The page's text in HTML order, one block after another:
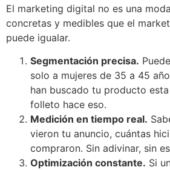
El marketing digital no es una
concretas y medibles que el
puede igualar.
Segmentación precisa.
solo a mujeres de 35 a 45
han buscado tu producto
folleto hace eso.
Medición en tiempo real.
vieron tu anuncio, cuántas
compraron. Sin adivinar, sin
Optimización constante. Si